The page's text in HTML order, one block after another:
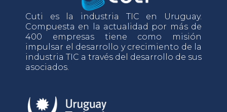
Cuti es la industria TIC en Uruguay.
Compuesta en la actualidad por más de
400 empresas tiene como misión
impulsar el desarrollo y crecimiento de la
industria TIC a través del desarrollo de sus
asociados.